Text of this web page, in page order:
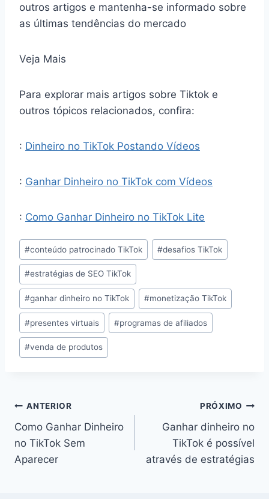
outros artigos e mantenha-se informado sobre
as últimas tendências do mercado
Veja Mais
Para explorar mais artigos sobre Tiktok e
outros tópicos relacionados, confira:
: Dinheiro no TikTok Postando Vídeos
: Ganhar Dinheiro no TikTok com Vídeos
: Como Ganhar Dinheiro no TikTok Lite
Tags
do
Post:
#conteúdo patrocinado TikTok #desafios TikTok
#estratégias de SEO TikTok
#ganhar dinheiro no TikTok #monetização TikTok
#presentes virtuais #programas de afiliados
#venda de produtos
Navegação
de
Post
ANTERIOR
Como Ganhar Dinheiro
no TikTok Sem
Aparecer
PRÓXIMO
Ganhar dinheiro no
TikTok é possível
através de estratégias